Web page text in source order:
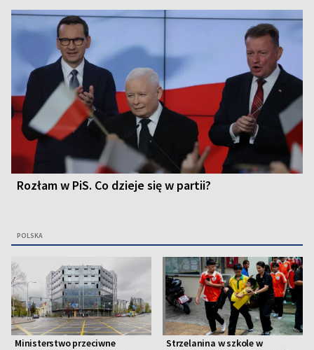
Rozłam w PiS. Co dzieje się w partii?
POLSKA
Ministerstwo przeciwne
Strzelanina w szkole w